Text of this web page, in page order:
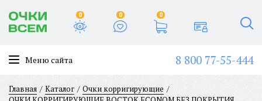
0 0 0
Меню сайта 8 800 77-55-444
Главная Каталог
Очки корригирующие